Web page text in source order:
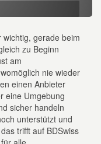
gerade beim
zu Beginn
am
nie wieder
einen Anbieter
eine Umgebung
sicher handeln
unterstützt und
trifft auf BDSwiss